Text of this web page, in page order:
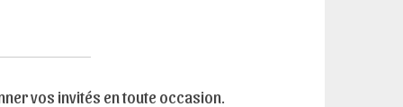
vos invités en toute occasion.